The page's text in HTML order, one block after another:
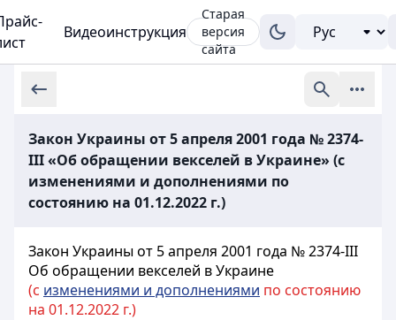
Видеоинструкция
Старая
версия
сайта
Закон Украины от 5 апреля 2001 года № 2374-
III «Об обращении векселей в Украине» (с
изменениями и дополнениями по
состоянию на 01.12.2022 г.)
Закон Украины от 5 апреля 2001 года № 2374-III
Об обращении векселей в Украине
(с изменениями и дополнениями по состоянию
на 01.12.2022 г.)